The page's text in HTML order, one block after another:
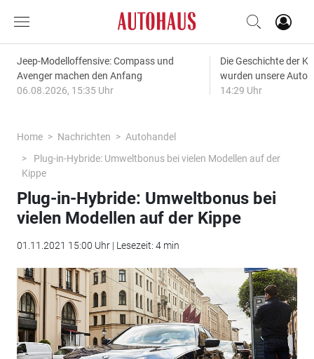
Jeep-Modelloffensive: Compass und
Avenger machen den Anfang
06.08.2026, 15:35 Uhr
Die Geschichte der
wurden unsere
14:29 Uhr
Home Nachrichten
Autohandel
Plug-in-Hybride: Umweltbonus bei vielen Modellen auf der
Kippe
Plug-in-Hybride: Umweltbonus bei
vielen Modellen auf der Kippe
01.11.2021 15:00 Uhr | Lesezeit: 4 min